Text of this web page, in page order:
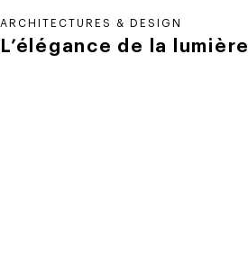
ARCHITECTURES & DESIGN
L’élégance de la lumière